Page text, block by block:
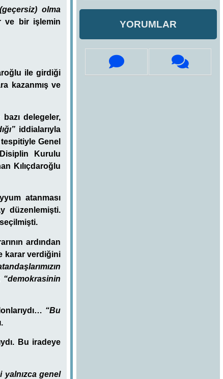
olma
ve bir işlemin
ile girdiği
kazanmış ve
delegeler,
iddialarıyla
Genel
Kurulu
Kılıçdaroğlu
atanması
düzenlemişti.
ardından
karar verdiğini
“demokrasinin
“Bu
Bu iradeye
yalnızca genel
YORUMLAR